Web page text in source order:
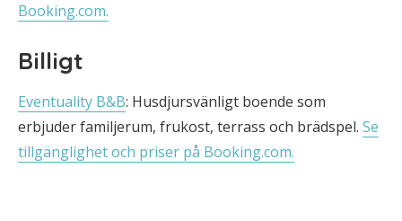
Booking.com.
Billigt
Eventuality B&B: Husdjursvänligt boende som
erbjuder familjerum, frukost, terrass och brädspel. Se
tillgänglighet och priser på Booking.com.